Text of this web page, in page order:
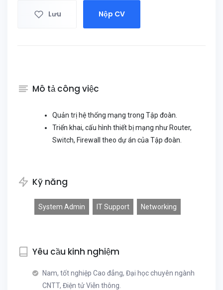
Lưu Nộp CV
Mô tả công việc
Quản trị hệ thống mạng trong Tập đoàn.
Triển khai, cấu hình thiết bị mạng như Router,
Switch, Firewall theo dự án của Tập đoàn.
Kỹ năng
System Admin IT Support Networking
Yêu cầu kinh nghiệm
Nam, tốt nghiệp Cao đẳng, Đại học chuyên ngành
CNTT, Điện tử Viễn thông.